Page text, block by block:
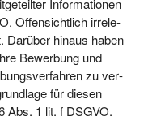
Infor­ma­tio­nen
Offen­sicht­lich irrele­
Dar­über hin­aus haben
Bewer­bung und
zu ver­
für die­sen
Abs. 1 lit. f DSGVO.